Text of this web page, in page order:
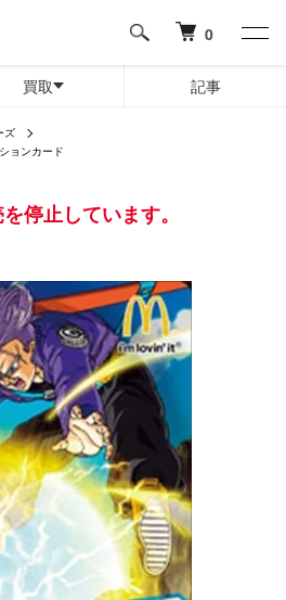
0
買取 記事
ズ
ョンカード
停止しています。